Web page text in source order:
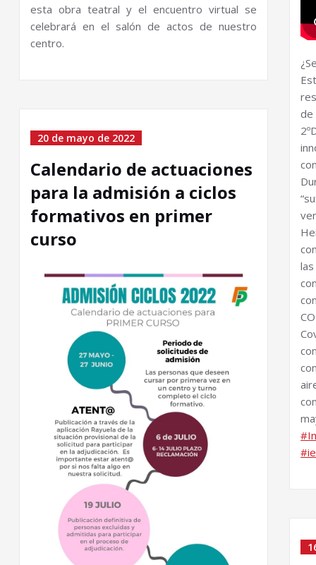
esta obra teatral y el encuentro virtual se
celebrará en el salón de actos de nuestro
centro.
20 de mayo de 2022
Calendario de actuaciones
para la admisión a ciclos
formativos en primer
curso
de